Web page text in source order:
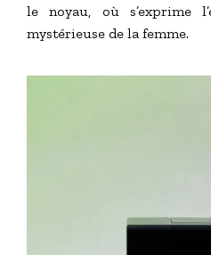
le noyau, où s’exprime
mystérieuse de la femme.